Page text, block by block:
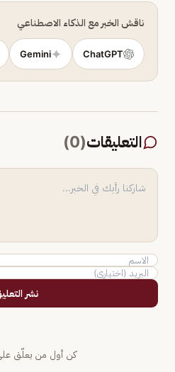
ناقش الخبر مع الذكاء الاصطناعي
ChatGPT
Gemini
التعليقات(
0
)
نشر
كن أول من يعلّق